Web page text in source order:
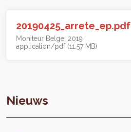
20190425_arrete_ep.pdf
Moniteur Belge 2019
application/pdf (11.57 MB)
Nieuws